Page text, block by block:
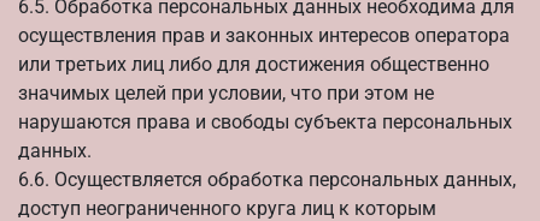
6.5. Обработка персональных данных необходима для
осуществления прав и законных интересов оператора
или третьих лиц либо для достижения общественно
значимых целей при условии, что при этом не
нарушаются права и свободы субъекта персональных
данных.
6.6. Осуществляется обработка персональных данных,
доступ неограниченного круга лиц к которым